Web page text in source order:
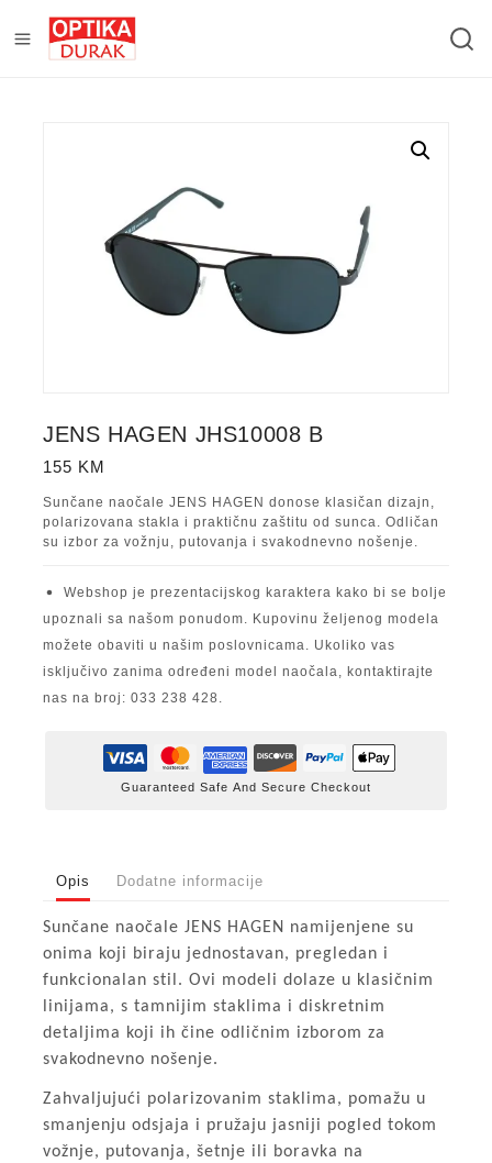
JENS HAGEN JHS10008 B
155 KM
Sunčane naočale JENS HAGEN donose klasičan dizajn,
polarizovana stakla i praktičnu zaštitu od sunca. Odličan
su izbor za vožnju, putovanja i svakodnevno nošenje.
Webshop je prezentacijskog karaktera kako bi se bolje
upoznali sa našom ponudom. Kupovinu željenog modela
možete obaviti u našim poslovnicama. Ukoliko vas
isključivo zanima određeni model naočala, kontaktirajte
nas na broj: 033 238 428.
Guaranteed Safe And Secure Checkout
Opis Dodatne informacije
Sunčane naočale JENS HAGEN namijenjene su
onima koji biraju jednostavan, pregledan i
funkcionalan stil. Ovi modeli dolaze u klasičnim
linijama, s tamnijim staklima i diskretnim
detaljima koji ih čine odličnim izborom za
svakodnevno nošenje.
Zahvaljujući polarizovanim staklima, pomažu u
smanjenju odsjaja i pružaju jasniji pogled tokom
vožnje, putovanja, šetnje ili boravka na